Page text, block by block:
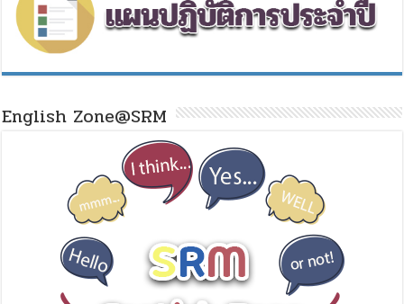
English Zone@SRM